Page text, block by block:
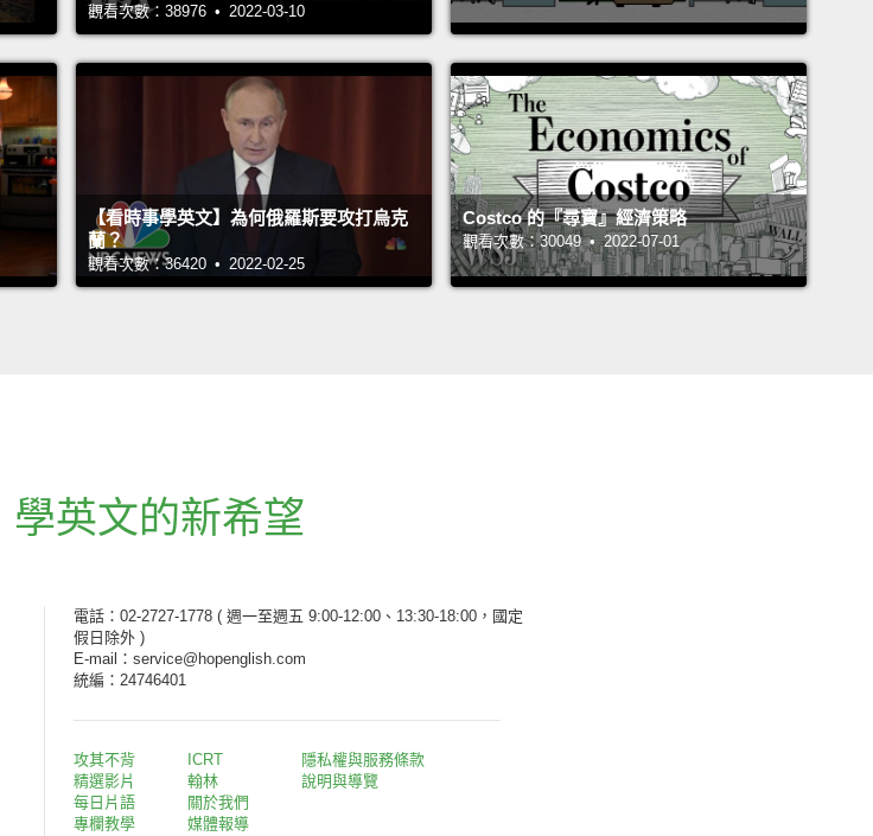
觀看次數：38976 • 2022-03-10
【看時事學英文】為何俄羅斯要攻打烏克
蘭？
觀看次數：36420 • 2022-02-25
Costco 的『尋寶』經濟策略
觀看次數：30049 • 2022-07-01
學英文的新希望
電話：02-2727-1778 ( 週一至週五 9:00-12:00、13:30-18:00，國定
假日除外 )
E-mail：service@hopenglish.com
統編：24746401
攻其不背
精選影片
每日片語
專欄教學
ICRT
翰林
關於我們
媒體報導
隱私權與服務條款
說明與導覽